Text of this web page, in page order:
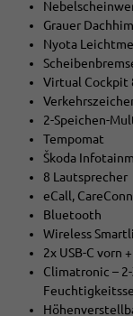
Grauer
Nyota
Virtual Cockpit
2-Speichen-
Tempomat
Škoda
8 Lautsprecher
eCall,
Bluetooth
Wireless
2x USB-C vorn
Climatronic –